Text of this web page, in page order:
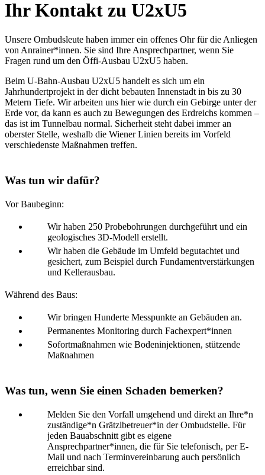
Ihr Kontakt zu U2xU5
Unsere Ombudsleute haben immer ein offenes Ohr für die Anliegen
von Anrainer*innen. Sie sind Ihre Ansprechpartner, wenn Sie
Fragen rund um den Öffi-Ausbau U2xU5 haben.
Beim U-Bahn-Ausbau U2xU5 handelt es sich um ein
Jahrhundertprojekt in der dicht bebauten Innenstadt in bis zu 30
Metern Tiefe. Wir arbeiten uns hier wie durch ein Gebirge unter der
Erde vor, da kann es auch zu Bewegungen des Erdreichs kommen –
das ist im Tunnelbau normal. Sicherheit steht dabei immer an
oberster Stelle, weshalb die Wiener Linien bereits im Vorfeld
verschiedenste Maßnahmen treffen.
Was tun wir dafür?
Vor Baubeginn:
Wir haben 250 Probebohrungen durchgeführt und ein
geologisches 3D-Modell erstellt.
Wir haben die Gebäude im Umfeld begutachtet und
gesichert, zum Beispiel durch Fundamentverstärkungen
und Kellerausbau.
Während des Baus:
Wir bringen Hunderte Messpunkte an Gebäuden an.
Permanentes Monitoring durch Fachexpert*innen
Sofortmaßnahmen wie Bodeninjektionen, stützende
Maßnahmen
Was tun, wenn Sie einen Schaden bemerken?
Melden Sie den Vorfall umgehend und direkt an Ihre*n
zuständige*n Grätzlbetreuer*in der Ombudstelle. Für
jeden Bauabschnitt gibt es eigene
Ansprechpartner*innen, die für Sie telefonisch, per E-
Mail und nach Terminvereinbarung auch persönlich
erreichbar sind.